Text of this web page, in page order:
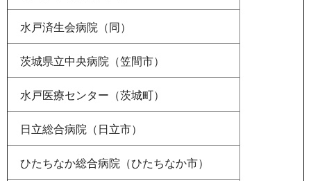
水戸済生会病院（同）
茨城県立中央病院（笠間市）
水戸医療センター（茨城町）
日立総合病院（日立市）
ひたちなか総合病院（ひたちなか市）